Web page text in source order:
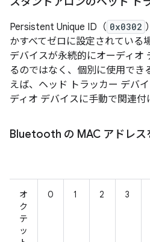
Persistent Unique ID（ 0x0302
かすべてゼロに設定されている
デバイスが永続的にオーディオ
るのではなく、個別に使用でき
えば、ヘッド トラッカー デバ
ディオ デバイスに手動で関連付
Bluetooth の MAC アドレス
オ
ク
テ
ッ
0 1 2 3